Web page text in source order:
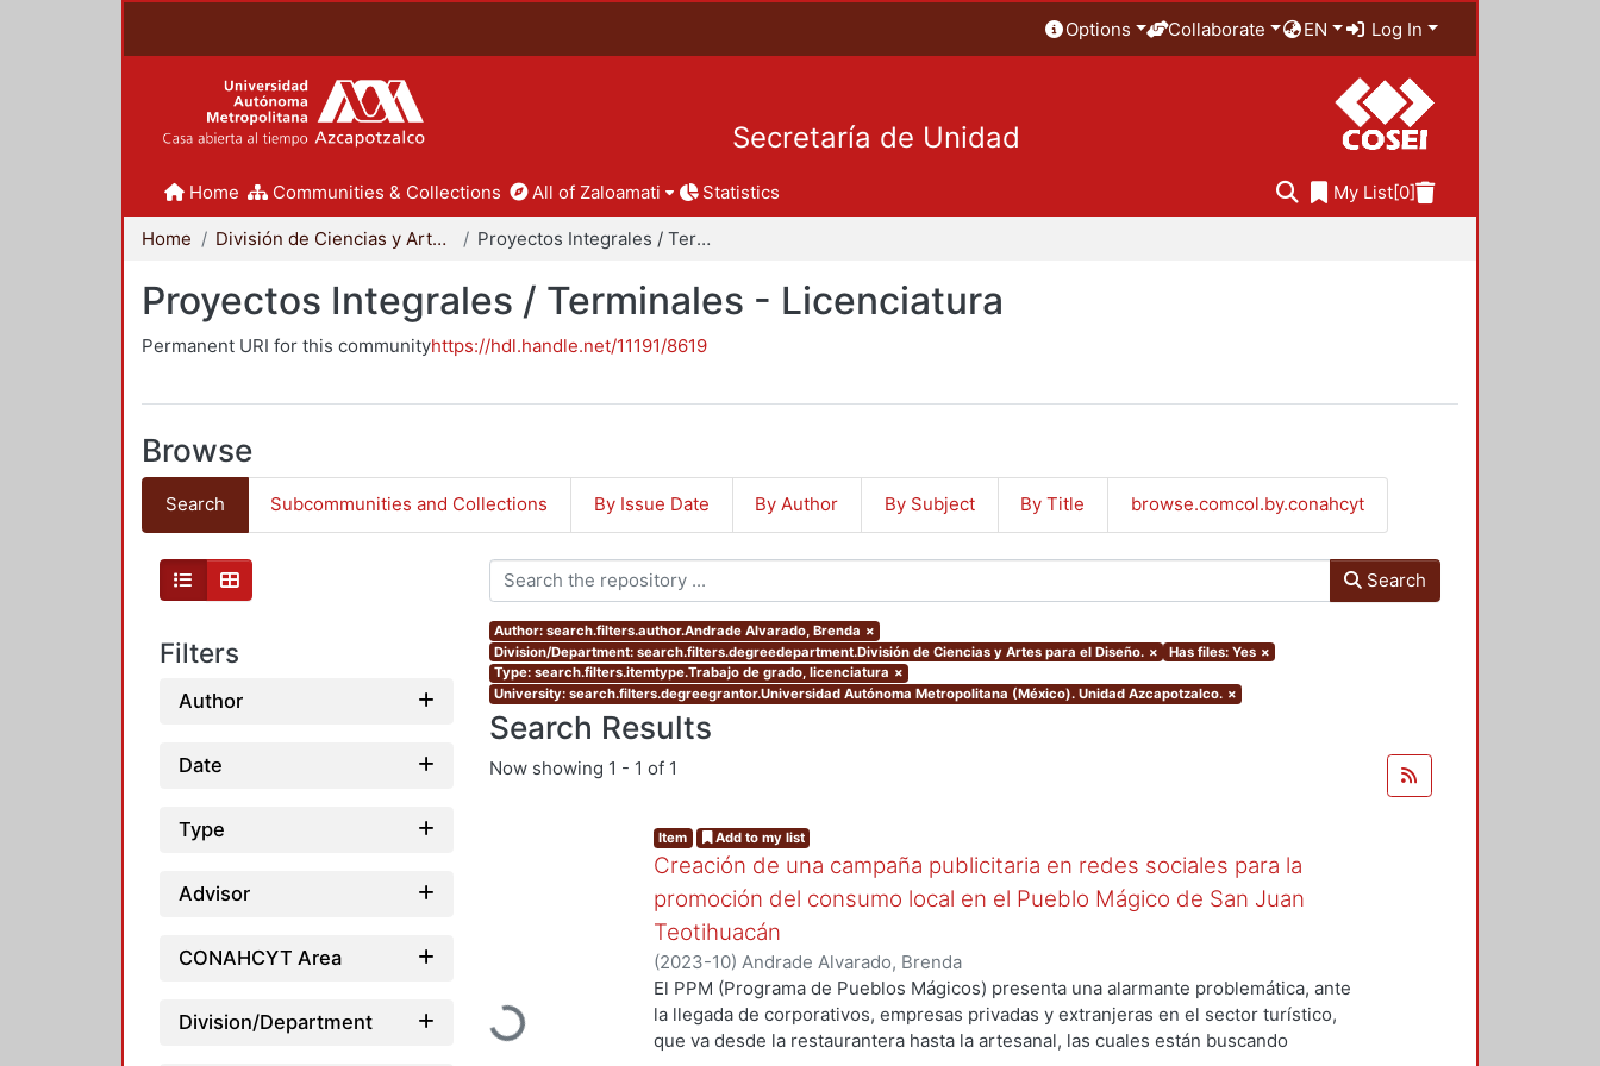
Options Collaborate EN Log In
Secretaría de Unidad
Home Communities & Collections All of Zaloamati Statistics My List[0]
Home División de Ciencias y Artes para el Diseño Proyectos Integrales / Terminales - Licenciatura
Proyectos Integrales / Terminales - Licenciatura
Permanent URI for this communityhttps://hdl.handle.net/11191/8619
Browse
Search Subcommunities and Collections By Issue Date By Author By Subject By Title browse.comcol.by.conahcyt
Filters
Author
Date
Type
Advisor
CONAHCYT Area
Division/Department
Search
Author: search.filters.author.Andrade Alvarado, Brenda ×
Division/Department: search.filters.degreedepartment.División de Ciencias y Artes para el Diseño. × Has files: Yes ×
Type: search.filters.itemtype.Trabajo de grado, licenciatura ×
University: search.filters.degreegrantor.Universidad Autónoma Metropolitana (México). Unidad Azcapotzalco. ×
Search Results
Now showing 1 - 1 of 1
Loading...
Item Add to my list
Creación de una campaña publicitaria en redes sociales para la
promoción del consumo local en el Pueblo Mágico de San Juan
Teotihuacán
(2023-10) Andrade Alvarado, Brenda
El PPM (Programa de Pueblos Mágicos) presenta una alarmante problemática, ante
la llegada de corporativos, empresas privadas y extranjeras en el sector turístico,
que va desde la restaurantera hasta la artesanal, las cuales están buscando